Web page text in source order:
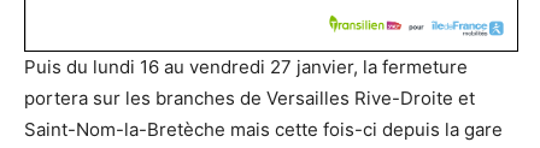
Puis du lundi 16 au vendredi 27 janvier, la fermeture
portera sur les branches de Versailles Rive-Droite et
Saint-Nom-la-Bretèche mais cette fois-ci depuis la gare